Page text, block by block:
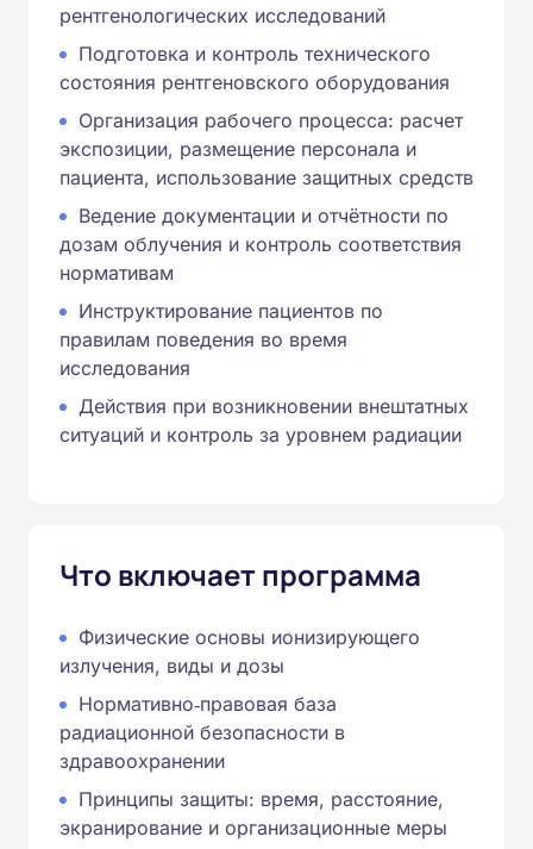
рентгенологических исследований
Подготовка и контроль технического
состояния рентгеновского оборудования
Организация рабочего процесса: расчет
экспозиции, размещение персонала и
пациента, использование защитных средств
Ведение документации и отчётности по
дозам облучения и контроль соответствия
нормативам
Инструктирование пациентов по
правилам поведения во время
исследования
Действия при возникновении внештатных
ситуаций и контроль за уровнем радиации
Что включает программа
Физические основы ионизирующего
излучения, виды и дозы
Нормативно‑правовая база
радиационной безопасности в
здравоохранении
Принципы защиты: время, расстояние,
экранирование и организационные меры